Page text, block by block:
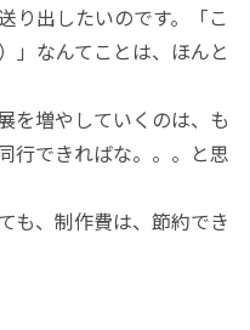
り出したいのです。「こ
」なんてことは、ほんと
を増やしていくのは、も
行できればな。。。と思
も、制作費は、節約でき